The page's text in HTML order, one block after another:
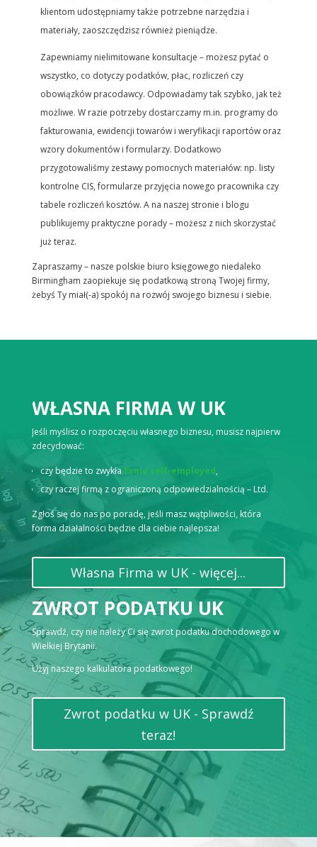
klientom udostępniamy także potrzebne narzędzia i
materiały, zaoszczędzisz również pieniądze.
Zapewniamy nielimitowane konsultacje – możesz pytać o
wszystko, co dotyczy podatków, płac, rozliczeń czy
obowiązków pracodawcy. Odpowiadamy tak szybko, jak też
możliwe. W razie potrzeby dostarczamy m.in. programy do
fakturowania, ewidencji towarów i weryfikacji raportów oraz
wzory dokumentów i formularzy. Dodatkowo
przygotowaliśmy zestawy pomocnych materiałów: np. listy
kontrolne CIS, formularze przyjęcia nowego pracownika czy
tabele rozliczeń kosztów. A na naszej stronie i blogu
publikujemy praktyczne porady – możesz z nich skorzystać
już teraz.
Zapraszamy – nasze polskie biuro księgowego niedaleko
Birmingham zaopiekuje się podatkową stroną Twojej firmy,
żebyś Ty miał(-a) spokój na rozwój swojego biznesu i siebie.
WŁASNA FIRMA W UK
Jeśli myślisz o rozpoczęciu własnego biznesu, musisz najpierw
zdecydować:
czy będzie to zwykła firma self-employed,
czy raczej firmą z ograniczoną odpowiedzialnością – Ltd.
Zgłoś się do nas po poradę, jeśli masz wątpliwości, która
forma działalności będzie dla ciebie najlepsza!
Własna Firma w UK - więcej...
ZWROT PODATKU UK
Sprawdź, czy nie należy Ci się zwrot podatku dochodowego w
Wielkiej Brytanii.
Użyj naszego kalkulatora podatkowego!
Zwrot podatku w UK - Sprawdź
teraz!